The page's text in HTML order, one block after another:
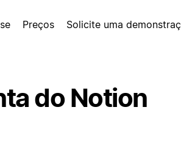
Preços Solicite uma
do Notion